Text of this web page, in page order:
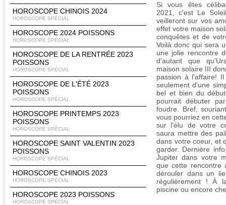
HOROSCOPE CHINOIS 2024
HOROSCOPE SPÉCIAL
HOROSCOPE 2024 POISSONS
HOROSCOPE SPÉCIAL
HOROSCOPE DE LA RENTRÉE 2023
POISSONS
HOROSCOPE SPÉCIAL
HOROSCOPE DE L'ÉTÉ 2023
POISSONS
HOROSCOPE SPÉCIAL
HOROSCOPE PRINTEMPS 2023
POISSONS
HOROSCOPE SPÉCIAL
HOROSCOPE SAINT VALENTIN 2023
POISSONS
HOROSCOPE SPÉCIAL
HOROSCOPE CHINOIS 2023
HOROSCOPE SPÉCIAL
HOROSCOPE 2023 POISSONS
HOROSCOPE SPÉCIAL
Si vous êtes
2021, c'est Le
veilleront sur vos
effet votre maison
conquêtes et de
Voilà donc qui sera
une jolie rencontre
d'autant que
maison solaire III
passion à l'affaire!
seulement d'une
bel et bien du
pourrait débuter
foudre. Bref,
vous pourriez en
sur l'élu de votre
saura mettre des
dans votre coeur, et
garder. Dernière
Jupiter dans votre
que cette rencontre
dérouler dans un
régulièrement ! À
piscine ou encore